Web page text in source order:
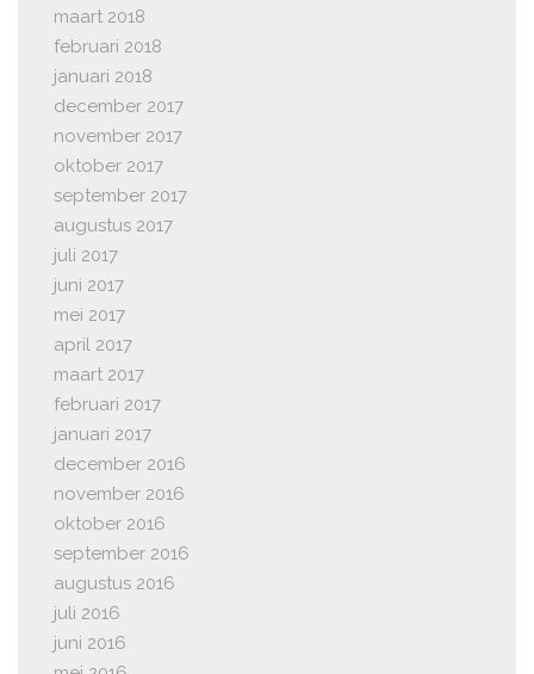
maart 2018
februari 2018
januari 2018
december 2017
november 2017
oktober 2017
september 2017
augustus 2017
juli 2017
juni 2017
mei 2017
april 2017
maart 2017
februari 2017
januari 2017
december 2016
november 2016
oktober 2016
september 2016
augustus 2016
juli 2016
juni 2016